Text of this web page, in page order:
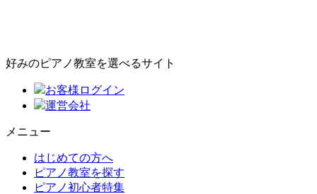
好みのピアノ教室を選べるサイト
お客様ログイン
運営会社
メニュー
はじめての方へ
ピアノ教室を探す
ピアノ初心者特集